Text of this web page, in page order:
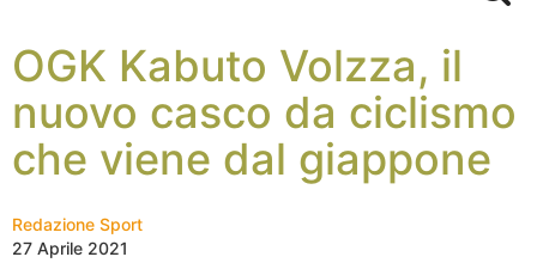
OGK Kabuto Volzza, il
nuovo casco da ciclismo
che viene dal giappone
Redazione Sport
27 Aprile 2021